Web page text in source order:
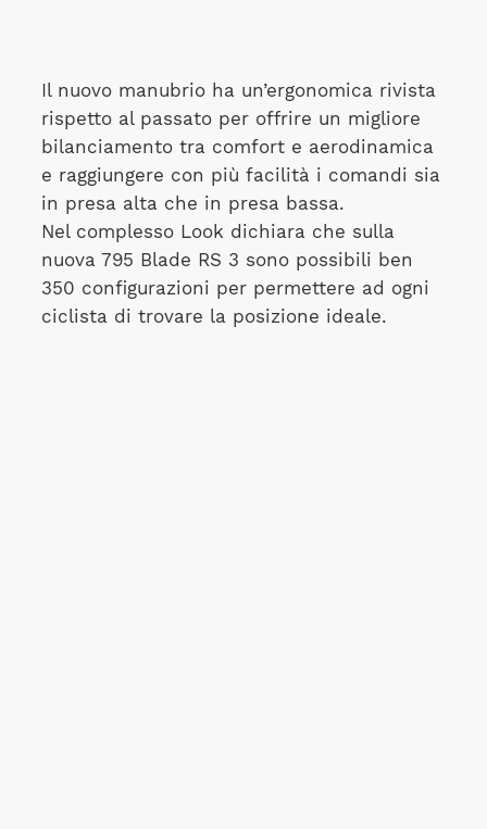
Il nuovo manubrio ha un’ergonomica rivista
rispetto al passato per offrire un migliore
bilanciamento tra comfort e aerodinamica
e raggiungere con più facilità i comandi sia
in presa alta che in presa bassa.
Nel complesso Look dichiara che sulla
nuova 795 Blade RS 3 sono possibili ben
350 configurazioni per permettere ad ogni
ciclista di trovare la posizione ideale.